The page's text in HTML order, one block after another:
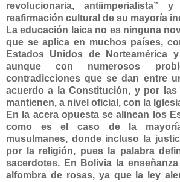
revolucionaria, antiimperialista”
reafirmación cultural de su mayoría
La educación laica no es ninguna
que se aplica en muchos países,
Estados Unidos de Norteamérica
aunque con numerosos
contradicciones que se dan entre
acuerdo a la Constitución, y por las
mantienen, a nivel oficial, con la
En la acera opuesta se alinean los
como es el caso de la
musulmanes, donde incluso la
por la religión, pues la palabra
sacerdotes. En Bolivia la
alfombra de rosas, ya que la ley